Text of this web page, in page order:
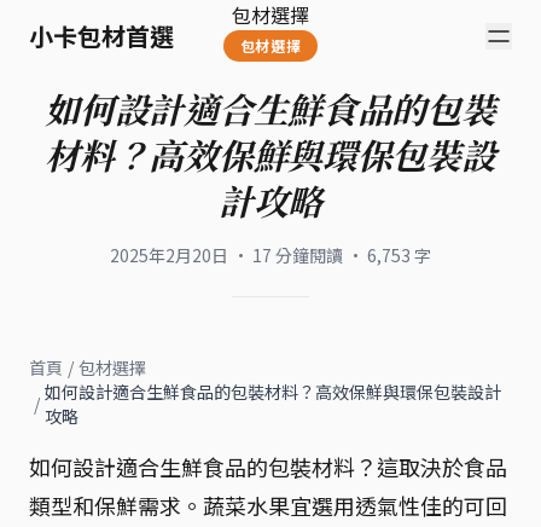
小卡包材首選
包材選擇
包材選擇
如何設計適合生鮮食品的包裝
材料？高效保鮮與環保包裝設
計攻略
2025年2月20日 · 17 分鐘閱讀 · 6,753 字
首頁 / 包材選擇
/ 如何設計適合生鮮食品的包裝材料？高效保鮮與環保包裝設計
攻略
如何設計適合生鮮食品的包裝材料？這取決於食品
類型和保鮮需求。蔬菜水果宜選用透氣性佳的可回